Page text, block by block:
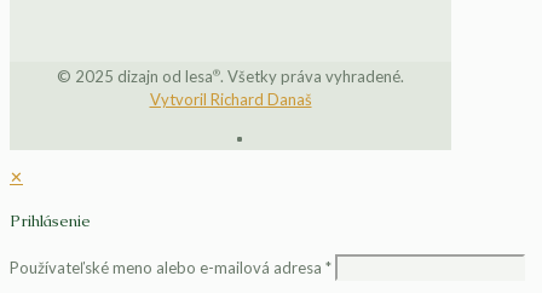
© 2025 dizajn od lesa®. Všetky práva vyhradené.
Vytvoril Richard Današ
✕
Prihlásenie
Používateľské meno alebo e-mailová adresa *